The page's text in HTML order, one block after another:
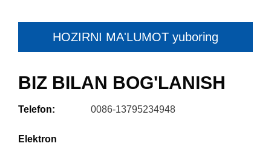
HOZIRNI MA'LUMOT yuboring
BIZ BILAN BOG'LANISH
Telefon: 0086-13795234948
Elektron